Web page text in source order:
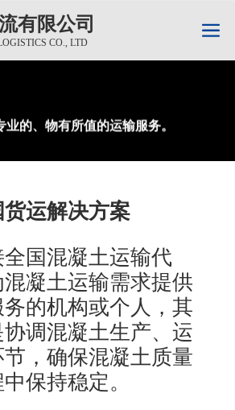
有限公司
CO., LTD
的、物有所值的运输服务。
的、物有所值的运输服务。
的、物有所值的运输服务。
运解决方案
国混凝土运输代
凝土运输需求提供
的机构或个人，其
调混凝土生产、运
，确保混凝土质量
保持稳定。